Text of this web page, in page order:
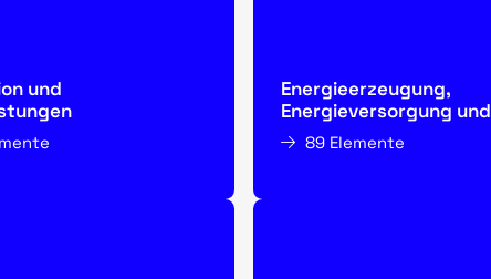
und
Energieerzeugung,
Energieversorgung und
Netzbetrieb
89 Elemente